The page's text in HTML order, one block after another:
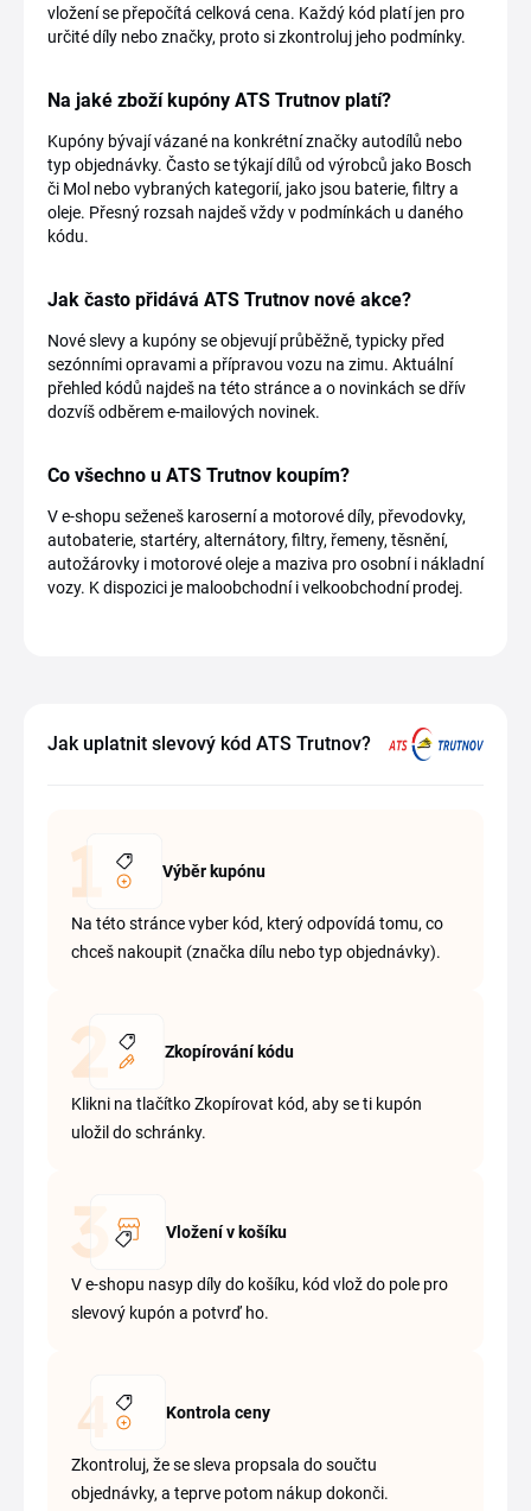
vložení se přepočítá celková cena. Každý kód platí jen pro
určité díly nebo značky, proto si zkontroluj jeho podmínky.
Na jaké zboží kupóny ATS Trutnov platí?
Kupóny bývají vázané na konkrétní značky autodílů nebo
typ objednávky. Často se týkají dílů od výrobců jako Bosch
či Mol nebo vybraných kategorií, jako jsou baterie, filtry a
oleje. Přesný rozsah najdeš vždy v podmínkách u daného
kódu.
Jak často přidává ATS Trutnov nové akce?
Nové slevy a kupóny se objevují průběžně, typicky před
sezónními opravami a přípravou vozu na zimu. Aktuální
přehled kódů najdeš na této stránce a o novinkách se dřív
dozvíš odběrem e-mailových novinek.
Co všechno u ATS Trutnov koupím?
V e-shopu seženeš karoserní a motorové díly, převodovky,
autobaterie, startéry, alternátory, filtry, řemeny, těsnění,
autožárovky i motorové oleje a maziva pro osobní i nákladní
vozy. K dispozici je maloobchodní i velkoobchodní prodej.
Jak uplatnit slevový kód ATS Trutnov?
Výběr kupónu
Na této stránce vyber kód, který odpovídá tomu, co
chceš nakoupit (značka dílu nebo typ objednávky).
Zkopírování kódu
Klikni na tlačítko Zkopírovat kód, aby se ti kupón
uložil do schránky.
Vložení v košíku
V e-shopu nasyp díly do košíku, kód vlož do pole pro
slevový kupón a potvrď ho.
Kontrola ceny
Zkontroluj, že se sleva propsala do součtu
objednávky, a teprve potom nákup dokonči.